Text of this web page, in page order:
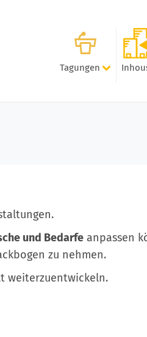
Tagungen
und Bedarfe anpassen
zu nehmen.
weiterzuentwickeln.